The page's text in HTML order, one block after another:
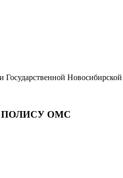
Государственной
ПОЛИСУ ОМС